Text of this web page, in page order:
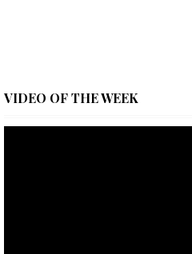
VIDEO OF THE WEEK